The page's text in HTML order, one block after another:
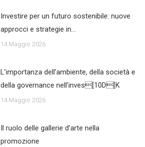
Investire per un futuro sostenibile: nuove
approcci e strategie in…
14 Maggio 2026
L’importanza dell’ambiente, della società e
della governance nell’inves[10D[K
14 Maggio 2026
Il ruolo delle gallerie d’arte nella
promozione